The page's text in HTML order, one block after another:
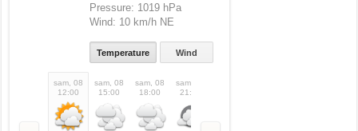
Pressure: 1019 hPa
Wind: 10 km/h NE
Temperature Wind
sam, 08
12:00
sam, 08
15:00
sam, 08
18:00
sam, 08
21:00